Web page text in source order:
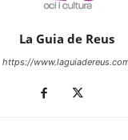
La Guia de Reus
https://